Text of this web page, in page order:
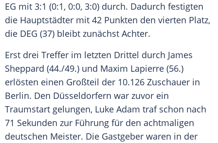
EG mit 3:1 (0:1, 0:0, 3:0) durch. Dadurch festigten
die Hauptstädter mit 42 Punkten den vierten Platz,
die DEG (37) bleibt zunächst Achter.
Erst drei Treffer im letzten Drittel durch James
Sheppard (44./49.) und Maxim Lapierre (56.)
erlösten einen Großteil der 10.126 Zuschauer in
Berlin. Den Düsseldorfern war zuvor ein
Traumstart gelungen, Luke Adam traf schon nach
71 Sekunden zur Führung für den achtmaligen
deutschen Meister. Die Gastgeber waren in der